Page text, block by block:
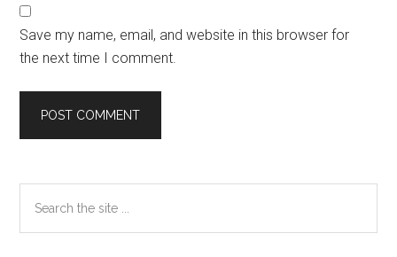
Save my name, email, and website in this browser for
the next time I comment.
Primary
Sidebar
the